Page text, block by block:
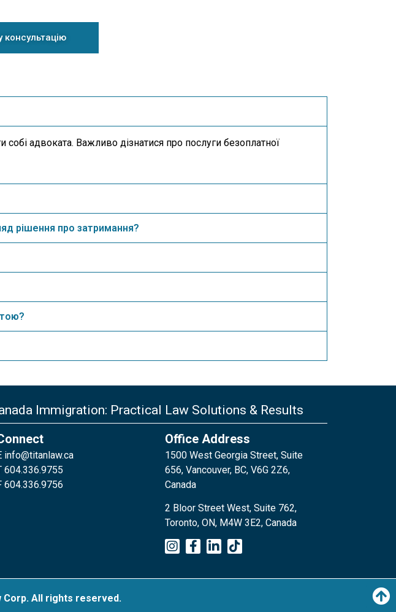
адвоката. Важливо дізнатися про послуги безоплатної
рішення про затримання?
Immigration: Practical Law Solutions & Results
info@titanlaw.ca
604.336.9755
604.336.9756
Office Address
1500 West Georgia Street, Suite
656, Vancouver, BC, V6G 2Z6,
Canada
2 Bloor Street West, Suite 762,
Toronto, ON, M4W 3E2, Canada
Corp. All rights reserved.